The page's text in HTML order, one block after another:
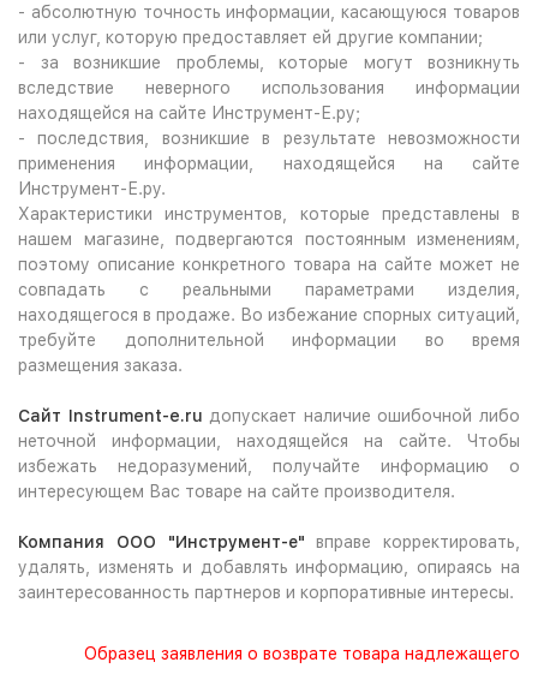
- абсолютную точность информации, касающуюся товаров
или услуг, которую предоставляет ей другие компании;
- за возникшие проблемы, которые могут возникнуть
вследствие неверного использования информации
находящейся на сайте Инструмент-Е.ру;
- последствия, возникшие в результате невозможности
применения информации, находящейся на сайте
Инструмент-Е.ру.
Характеристики инструментов, которые представлены в
нашем магазине, подвергаются постоянным изменениям,
поэтому описание конкретного товара на сайте может не
совпадать с реальными параметрами изделия,
находящегося в продаже. Во избежание спорных ситуаций,
требуйте дополнительной информации во время
размещения заказа.
Сайт Instrument-e.ru допускает наличие ошибочной либо
неточной информации, находящейся на сайте. Чтобы
избежать недоразумений, получайте информацию о
интересующем Вас товаре на сайте производителя.
Компания ООО "Инструмент-е" вправе корректировать,
удалять, изменять и добавлять информацию, опираясь на
заинтересованность партнеров и корпоративные интересы.
Образец заявления о возврате товара надлежащего